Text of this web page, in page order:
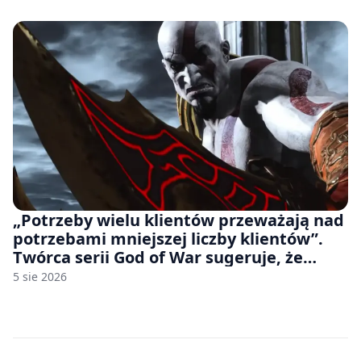
„Potrzeby wielu klientów przeważają nad
potrzebami mniejszej liczby klientów”.
Twórca serii God of War sugeruje, że
rozumie, dlaczego Sony rezygnuje z gier
5 sie 2026